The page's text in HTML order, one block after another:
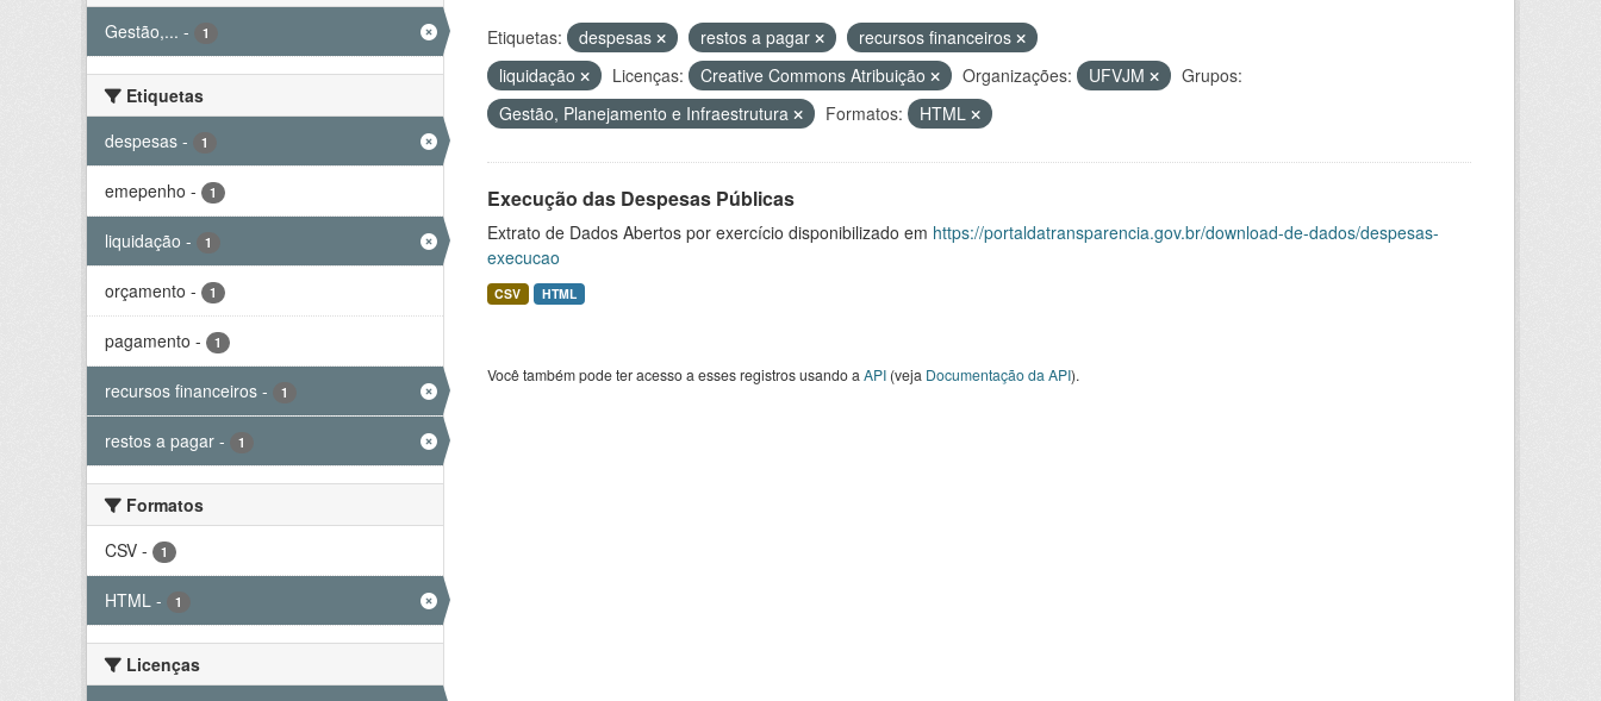
Gestão,... - 1
Etiquetas
despesas - 1
emepenho - 1
liquidação - 1
orçamento - 1
pagamento - 1
recursos financeiros - 1
restos a pagar - 1
Formatos
CSV - 1
HTML - 1
Licenças
Etiquetas: despesas restos a pagar
recursos financeiros
liquidação
Licenças: Creative Commons Atribuição Organizações: UFVJM
Grupos:
Gestão, Planejamento e Infraestrutura
Formatos: HTML
Execução das Despesas Públicas
Extrato de Dados Abertos por exercício disponibilizado em https://portaldatransparencia.gov.br/download-de-dados/despesas-
execucao
CSV HTML
Você também pode ter acesso a esses registros usando a API(veja Documentação da API).